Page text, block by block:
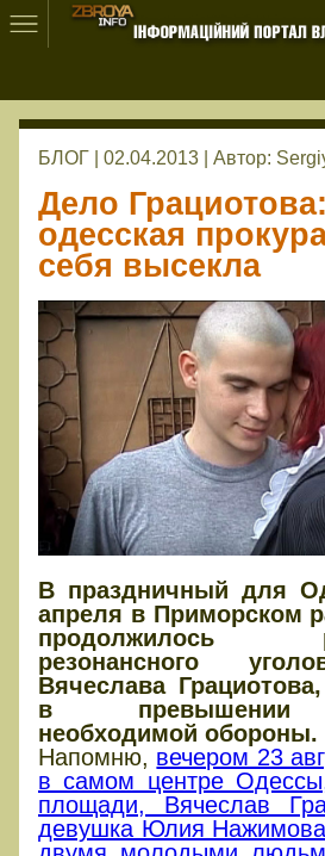
БЛОГ | 02.04.2013 | Автор:
Дело
одесская
себя высекла
В праздничный для
апреля в Приморском
продолжилось
резонансного
Вячеслава
в превышении
необходимой обороны.
Напомню, вечером 23
в самом центре
площади, Вячеслав
девушка Юлия Нажимова